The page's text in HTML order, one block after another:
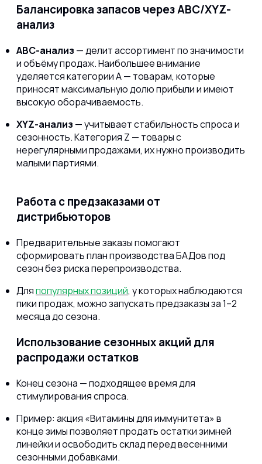
Балансировка запасов через ABC/XYZ-
анализ
ABC-анализ — делит ассортимент по значимости
и объёму продаж. Наибольшее внимание
уделяется категории А — товарам, которые
приносят максимальную долю прибыли и имеют
высокую оборачиваемость.
XYZ-анализ — учитывает стабильность спроса и
сезонность. Категория Z — товары с
нерегулярными продажами, их нужно производить
малыми партиями.
Работа с предзаказами от
дистрибьюторов
Предварительные заказы помогают
сформировать план производства БАДов под
сезон без риска перепроизводства.
Дляпопулярных позиций, у которых наблюдаются
пики продаж, можно запускать предзаказы за 1–2
месяца до сезона.
Использование сезонных акций для
распродажи остатков
Конец сезона — подходящее время для
стимулирования спроса.
Пример: акция «Витамины для иммунитета» в
конце зимы позволяет продать остатки зимней
линейки и освободить склад перед весенними
сезонными добавками.